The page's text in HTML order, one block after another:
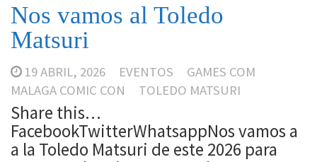
Nos vamos al Toledo
Matsuri
19 ABRIL, 2026 EVENTOS
GAMES COM
MALAGA COMIC CON
TOLEDO MATSURI
Share this…
FacebookTwitterWhatsappNos vamos a
a la Toledo Matsuri de este 2026 para